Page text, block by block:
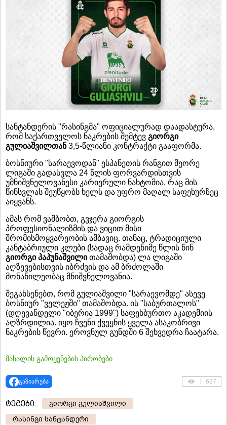
სანტანდერის "რასინგმა" ოფიციალურად დაადასტურა,
რომ საქართველოს ნაკრების შემტევ გიორგი
გულიაშვილთან3,5-წლიანი კონტრაქტი გააფორმა.
ბოსნიური "სარაევოდან" ესპანეთის რანგით მეორე
ლიგაში გადასვლა 24 წლის ფორვარდისთვის
უმნიშვნელოვანესი კარიერული ნახტომია, რაც მის
წინსვლას შეუწყობს ხელს და უფრო მაღალ საფეხურზეც
აიყვანს.
ამას რომ ვამბობთ, გვჯერა გიორგის
პროფესიონალიზმის და ვიცით მისი
შრომისმოყვარეობის ამბავიც. თანაც, ტრადიციული
კანტაბრიული კლუბი (სადაც რამდენიმე წლის წინ
გიორგი პაპუნაშვილითამაშობდა) ლა ლიგაში
აღზევებისთვის იბრძვის და ამ ბრძოლაში
მონაწილეობაც მნიშვნელოვანია.
შეგახსენებთ, რომ გულიაშვილი "სარაევომდე" ასევე
ბოსნიურ "ველეჟში" თამაშობდა. ის "საბურთალოს"
(დღევანდელი "იბერია 1999") საფეხბურთო აკადემიის
აღზრდილია. იყო ჩვენი ქვეყნის ყველა ასაკობრივი
ნაკრების წევრი. ეროვნულ გუნდში 6 შეხვედრა ჩაატარა.
მასალის გამოყენების პირობები
გაზიარება 627
ტეგები:
გიორგი გულიაშვილი
რასინგი სანტანდერი